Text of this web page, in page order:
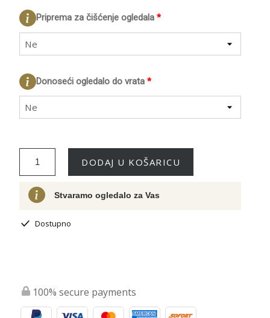
*
Priprema za čišćenje ogledala
Ne
*
Donoseći ogledalo do vrata
Ne
DODAJ U KOŠARICU
Stvaramo ogledalo za Vas
Dostupno
100% secure payments